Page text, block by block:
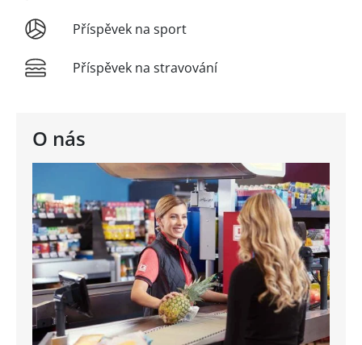
O nás
Příspěvek na sport
Příspěvek na stravování